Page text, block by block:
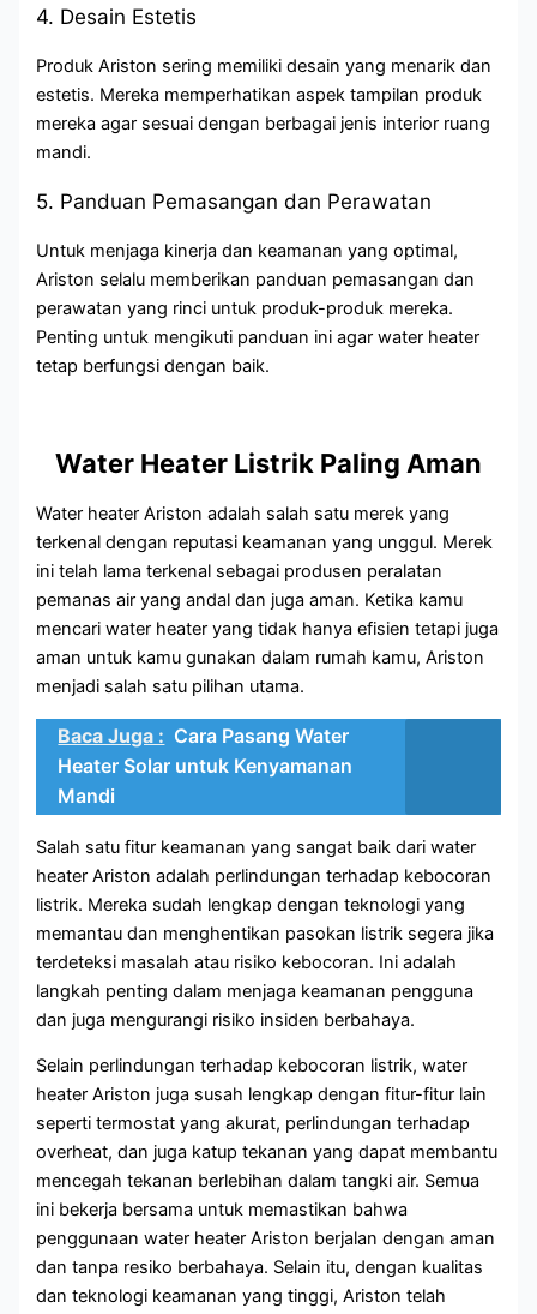
4. Desain Estetis
Produk Ariston sering memiliki desain yang menarik dan
estetis. Mereka memperhatikan aspek tampilan produk
mereka agar sesuai dengan berbagai jenis interior ruang
mandi.
5. Panduan Pemasangan dan Perawatan
Untuk menjaga kinerja dan keamanan yang optimal,
Ariston selalu memberikan panduan pemasangan dan
perawatan yang rinci untuk produk-produk mereka.
Penting untuk mengikuti panduan ini agar water heater
tetap berfungsi dengan baik.
Water Heater Listrik Paling Aman
Water heater Ariston adalah salah satu merek yang
terkenal dengan reputasi keamanan yang unggul. Merek
ini telah lama terkenal sebagai produsen peralatan
pemanas air yang andal dan juga aman. Ketika kamu
mencari water heater yang tidak hanya efisien tetapi juga
aman untuk kamu gunakan dalam rumah kamu, Ariston
menjadi salah satu pilihan utama.
Baca Juga : Cara Pasang Water
Heater Solar untuk Kenyamanan
Mandi
Salah satu fitur keamanan yang sangat baik dari water
heater Ariston adalah perlindungan terhadap kebocoran
listrik. Mereka sudah lengkap dengan teknologi yang
memantau dan menghentikan pasokan listrik segera jika
terdeteksi masalah atau risiko kebocoran. Ini adalah
langkah penting dalam menjaga keamanan pengguna
dan juga mengurangi risiko insiden berbahaya.
Selain perlindungan terhadap kebocoran listrik, water
heater Ariston juga susah lengkap dengan fitur-fitur lain
seperti termostat yang akurat, perlindungan terhadap
overheat, dan juga katup tekanan yang dapat membantu
mencegah tekanan berlebihan dalam tangki air. Semua
ini bekerja bersama untuk memastikan bahwa
penggunaan water heater Ariston berjalan dengan aman
dan tanpa resiko berbahaya. Selain itu, dengan kualitas
dan teknologi keamanan yang tinggi, Ariston telah